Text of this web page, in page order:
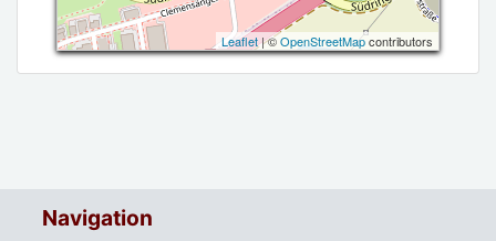
Leaflet| ©OpenStreetMapcontributors
Navigation